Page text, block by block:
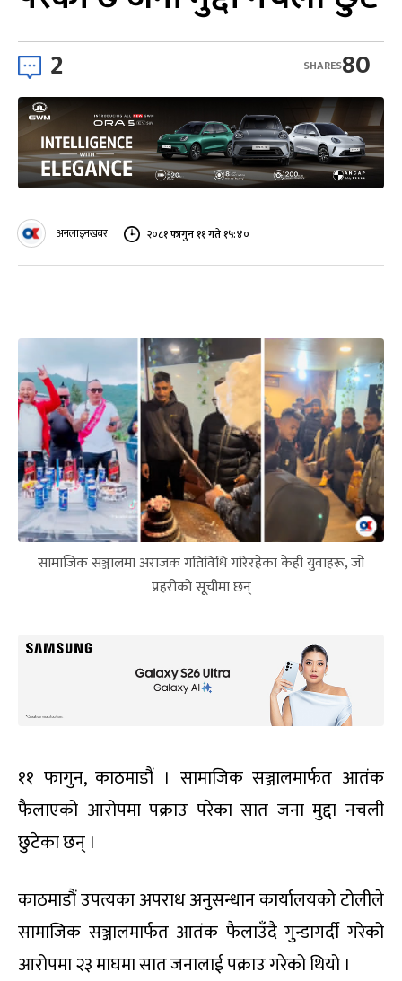
2 80
SHARES
अनलाइनखबर २०८१ फागुन ११ गते १५:४०
सामाजिक सञ्जालमा अराजक गतिविधि गरिरहेका केही युवाहरू, जो
प्रहरीको सूचीमा छन्
११ फागुन, काठमाडौं । सामाजिक सञ्जालमार्फत आतंक
फैलाएको आरोपमा पक्राउ परेका सात जना मुद्दा नचली
छुटेका छन् ।
काठमाडौं उपत्यका अपराध अनुसन्धान कार्यालयको टोलीले
सामाजिक सञ्जालमार्फत आतंक फैलाउँदै गुन्डागर्दी गरेको
आरोपमा २३ माघमा सात जनालाई पक्राउ गरेको थियो ।